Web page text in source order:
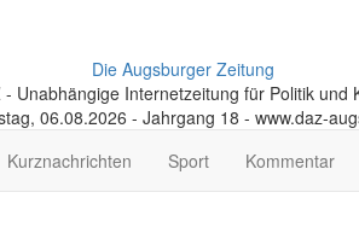
Die Augsburger Zeitung
- Unabhängige Internetzeitung für Politik und
06.08.2026 - Jahrgang 18 - www.daz-
Kurznachrichten Sport Kommentar